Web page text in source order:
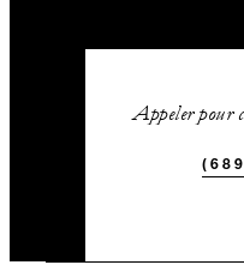
Appeler pour